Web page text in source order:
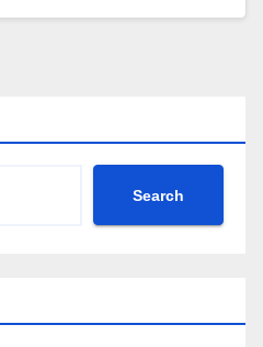
Search